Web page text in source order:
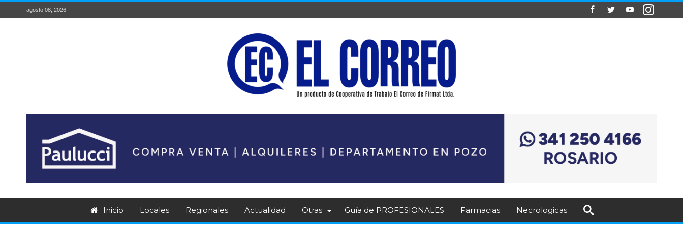
agosto 08, 2026
Inicio Locales Regionales Actualidad Otras Guía de PROFESIONALES Farmacias Necrologicas